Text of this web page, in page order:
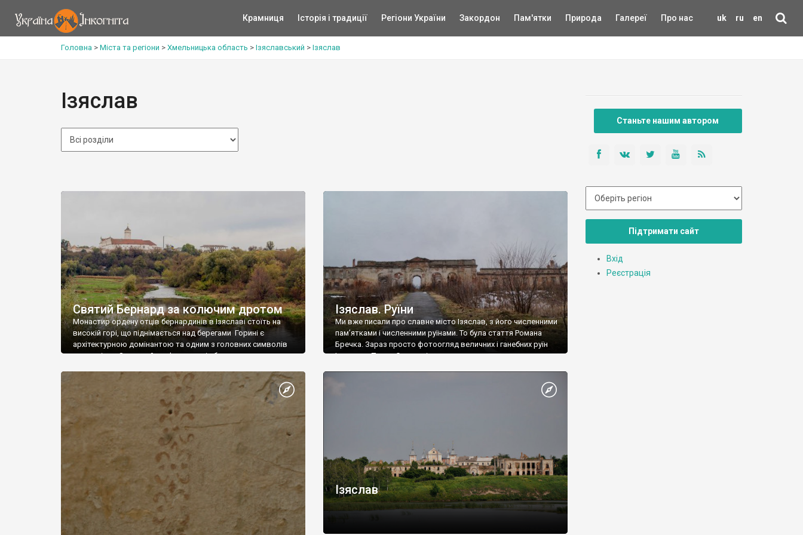
uk ru en
Крамниця Історія і традиції Регіони України Закордон Пам'ятки Природа Галереї Про нас
Головна > Міста та регіони > Хмельницька область > Ізяславський > Ізяслав
Ізяслав
Святий Бернард за колючим дротом
Монастир ордену отців бернардинів в Ізяславі стоїть на
високій горі, що піднімається над берегами Горині є
архітектурною домінантою та одним з головних символів
цього міста. Зведений, як фортеця він був одним з ключових
яскравою ілюстрацією часів релігійної толерантності та
терпимості, що настав в Речі Посполитій після рішень
Варшавської […]
Ізяслав. Руїни
Ми вже писали про славне місто Ізяслав, з його численними
пам’ятками і численними руїнами. То була стаття Романа
Бречка. Зараз просто фотоогляд величних і ганебних руїн
Ізяслава. Палац Сангушків
Ізяслав
Станьте нашим автором
Підтримати сайт
Вхід
Реєстрація